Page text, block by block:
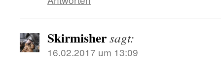
Skirmishersagt:
16.02.2017 um 13:09